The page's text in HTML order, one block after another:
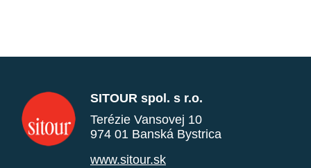
SITOUR spol. s r.o.
Terézie Vansovej 10
974 01 Banská Bystrica
www.sitour.sk